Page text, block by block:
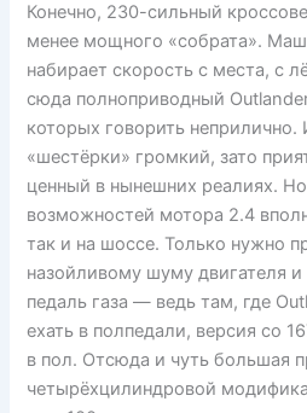
Конечно, 230-сильный
менее мощного «собрата».
набирает скорость с места, с
сюда полноприводный
которых говорить неприлично.
«шестёрки» громкий, зато
ценный в нынешних реалиях.
возможностей мотора 2.4
так и на шоссе. Только нужно
назойливому шуму двигателя и
педаль газа — ведь там, где
ехать в полпедали, версия со
в пол. Отсюда и чуть большая
четырёхцилиндровой